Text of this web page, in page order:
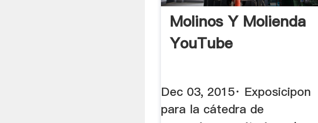
Molinos Y Molienda
YouTube
Dec 03, 2015· Exposicipon
para la cátedra de